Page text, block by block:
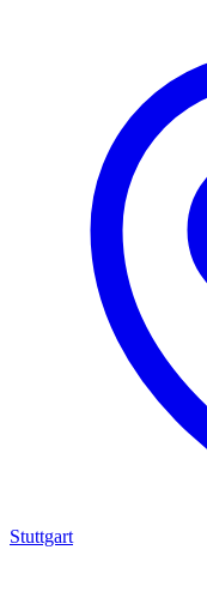
Stuttgart